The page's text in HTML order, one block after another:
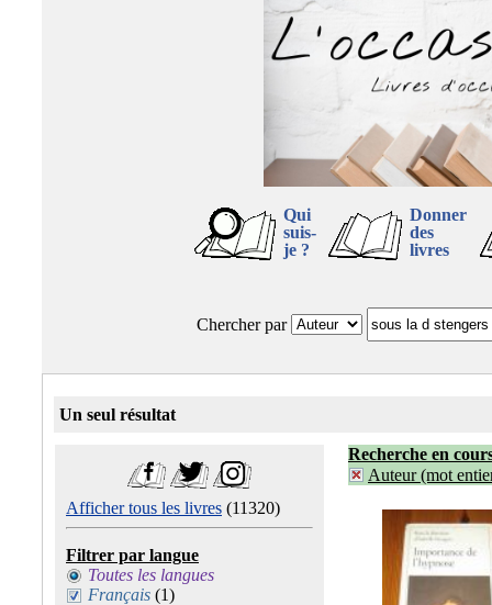
Qui
suis-
je ?
Donner
des
livres
Chercher par
Un seul résultat
Afficher tous les livres (11320)
Filtrer par langue
Toutes les langues
Français (1)
Recherche en
Auteur (mot